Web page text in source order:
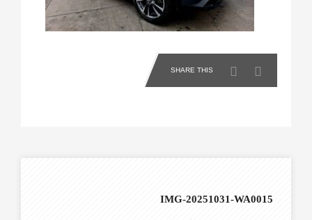
SHARE THIS
IMG-20251031-WA0015